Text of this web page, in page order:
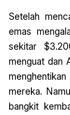
Setelah
emas
sekitar
menguat dan
mereka.
bangkit